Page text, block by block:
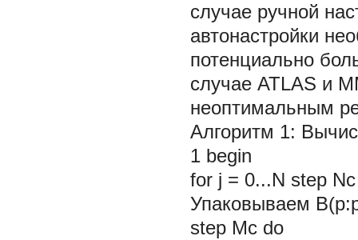
случае ручной
автонастройки
потенциально
случае ATLAS и
неоптимальным
Алгоритм 1:
1 begin
for j = 0...N step
Упаковываем
step Mc do